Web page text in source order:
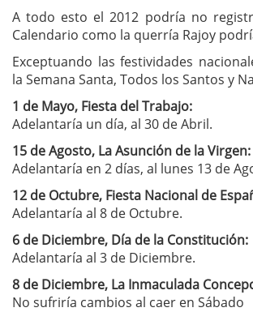
A todo esto el 2012 podría no
Calendario como la querría Rajoy
Exceptuando las festividades
la Semana Santa, Todos los Santos y
1 de Mayo, Fiesta del Trabajo:
Adelantaría un día, al 30 de Abril.
15 de Agosto, La Asunción de la Virgen:
Adelantaría en 2 días, al lunes 13 de
12 de Octubre, Fiesta Nacional de
Adelantaría al 8 de Octubre.
6 de Diciembre, Día de la Constitución:
Adelantaría al 3 de Diciembre.
8 de Diciembre, La Inmaculada
No sufriría cambios al caer en Sábado